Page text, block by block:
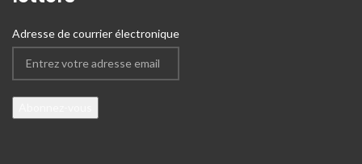
Adresse de courrier électronique